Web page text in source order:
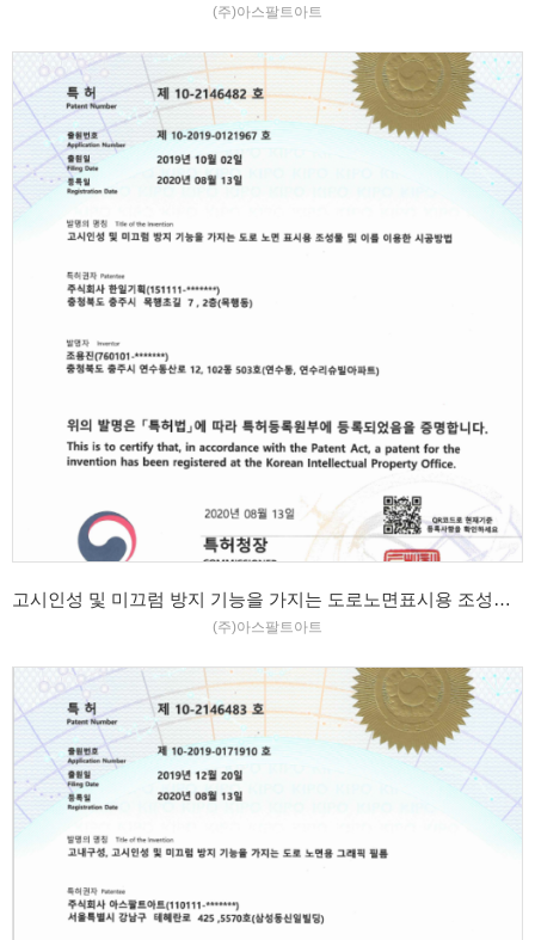
(주)아스팔트아트
고시인성 및 미끄럼 방지 기능을 가지는 도로노면표시용 조성물 및 이를 이용한 시공방법 특허증
(주)아스팔트아트